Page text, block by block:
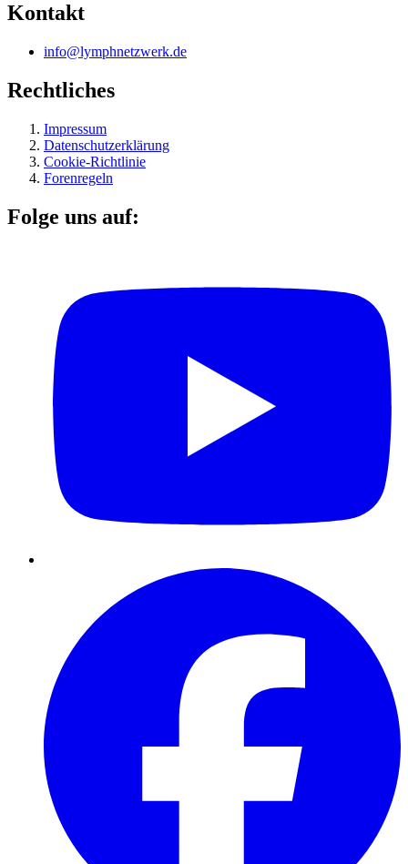
Kontakt
info@lymphnetzwerk.de
Rechtliches
Impressum
Datenschutzerklärung
Cookie-Richtlinie
Forenregeln
Folge uns auf: